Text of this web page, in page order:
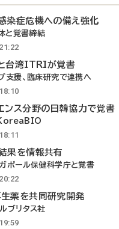
染症危機への備え強化
と覚書締結
台湾ITRIが覚書
支援、臨床研究で連携へ
ンス分野の日韓協力で覚書
果を情報共有
ポール保健科学庁と覚書
薬を共同研究開発
ブリタス社